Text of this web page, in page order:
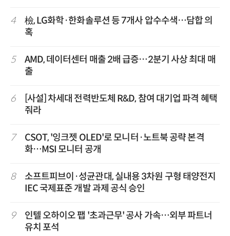
4
檢, LG화학·한화솔루션 등 7개사 압수수색…담합 의
혹
5
AMD, 데이터센터 매출 2배 급증…2분기 사상 최대 매
출
6
[사설] 차세대 전력반도체 R&D, 참여 대기업 파격 혜택
줘라
7
CSOT, '잉크젯 OLED'로 모니터·노트북 공략 본격
화…MSI 모니터 공개
8
소프트피브이·성균관대, 실내용 3차원 구형 태양전지
IEC 국제표준 개발 과제 공식 승인
9
인텔 오하이오 팹 '초과근무' 공사 가속…외부 파트너
유치 포석